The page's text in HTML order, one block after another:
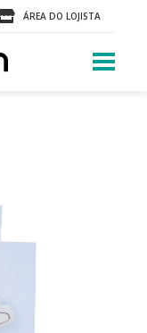
ÁREA DO LOJISTA